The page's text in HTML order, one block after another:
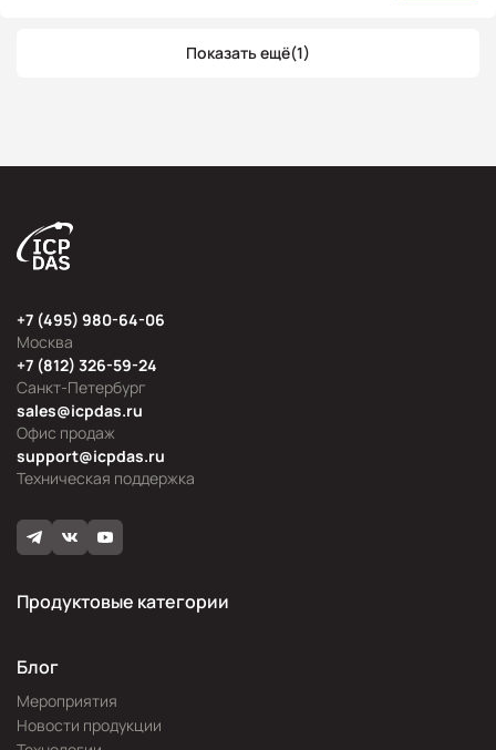
Показать ещё(1)
Москва
+7 (495) 980-64-06
Офис продаж
sales@icpdas.ru
Санкт-Петербург
+7 (812) 326-59-24
Техническая поддержка
support@icpdas.ru
Продуктовые категории
Блог
Мероприятия
Новости продукции